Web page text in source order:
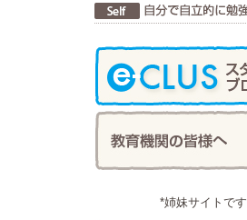
*姉妹サイトです